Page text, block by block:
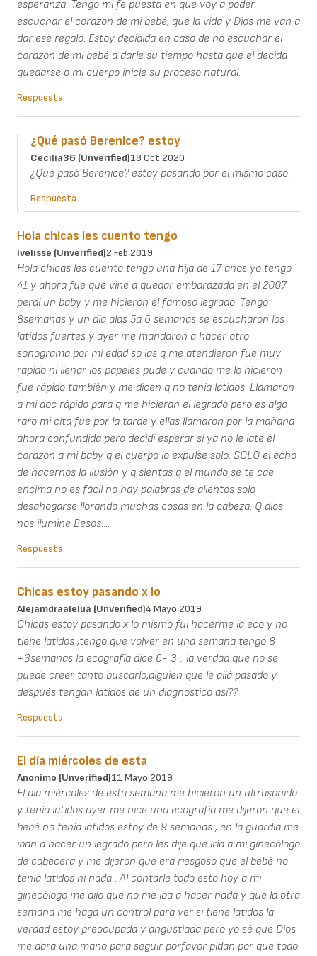
esperanza. Tengo mi fe puesta en que voy a poder
escuchar el corazón de mi bebé, que la vida y Dios me van a
dar ese regalo. Estoy decidida en caso de no escuchar el
corazón de mi bebé a darle su tiempo hasta que él decida
quedarse o mi cuerpo inicie su proceso natural.
Respuesta
¿Qué pasó Berenice? estoy
Cecilia36 (unverified)18 Oct 2020
¿Qué pasó Berenice? estoy pasando por el mismo caso.
Respuesta
Hola chicas les cuento tengo
Ivelisse (unverified)2 Feb 2019
Hola chicas les cuento tengo una hija de 17 anos yo tengo
41 y ahora fue que vine a quedar embarazada en el 2007
perdí un baby y me hicieron el famoso legrado. Tengo
8semanas y un día alas 5a 6 semanas se escucharon los
latidos fuertes y ayer me mandaron a hacer otro
sonograma por mi edad so las q me atendieron fue muy
rápido ni llenar los papeles pude y cuando me lo hicieron
fue rápido también y me dicen q no tenía latidos. Llamaron
a mi doc rápido para q me hicieran el legrado pero es algo
raro mi cita fue por la tarde y ellas llamaron por la mañana
ahora confundida pero decidí esperar si ya no le late el
corazón a mi baby q el cuerpo lo expulse solo. SOLO el echo
de hacernos la ilusión y q sientas q el mundo se te cae
encima no es fácil no hay palabras de alientos solo
desahogarse llorando muchas cosas en la cabeza. Q dios
nos ilumine Besos....
Respuesta
Chicas estoy pasando x lo
Alejamdraalelua (unverified)4 Mayo 2019
Chicas estoy pasando x lo mismo fui hacerme la eco y no
tiene latidos ,tengo que volver en una semana tengo 8
+3semanas la ecografía dice 6- 3 ...la verdad que no se
puede creer tanto buscarlo,alguien que le allá pasado y
después tengan latidos de un diagnóstico así??
Respuesta
El día miércoles de esta
Anonimo (unverified)11 Mayo 2019
El día miércoles de esta semana me hicieron un ultrasonido
y tenía latidos ayer me hice una ecografía me dijeron que el
bebé no tenía latidos estoy de 9 semanas , en la guardia me
iban a hacer un legrado pero les dije que iría a mi ginecólogo
de cabecera y me dijeron que era riesgoso que el bebé no
tenía latidos ni nada . Al contarle todo esto hoy a mi
ginecólogo me dijo que no me iba a hacer nada y que la otra
semana me haga un control para ver si tiene latidos la
verdad estoy preocupada y angustiada pero yo sé que Dios
me dará una mano para seguir porfavor pidan por que todo